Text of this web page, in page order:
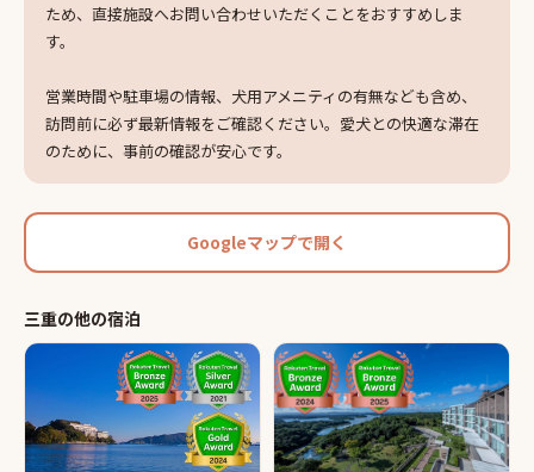
ため、直接施設へお問い合わせいただくことをおすすめしま
す。
営業時間や駐車場の情報、犬用アメニティの有無なども含め、
訪問前に必ず最新情報をご確認ください。愛犬との快適な滞在
のために、事前の確認が安心です。
Googleマップで開く
三重の他の宿泊